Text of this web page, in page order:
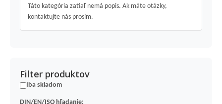
Táto kategória zatiaľ nemá popis. Ak máte otázky,
kontaktujte nás prosím.
Filter produktov
Iba skladom
DIN/EN/ISO hľadanie: